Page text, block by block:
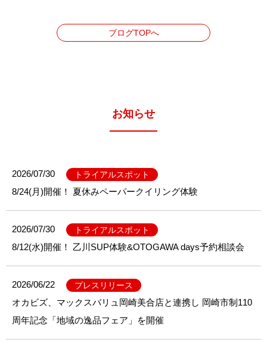
ブログTOPへ
お知らせ
2026/07/30 トライアルスポット
8/24(月)開催！ 夏休みペーパークイリング体験
2026/07/30 トライアルスポット
8/12(水)開催！ 乙川SUP体験&OTOGAWA days予約相談会
2026/06/22 プレスリリース
オカビズ、マックスバリュ岡崎美合店と連携し 岡崎市制110
周年記念「地域の逸品フェア」を開催